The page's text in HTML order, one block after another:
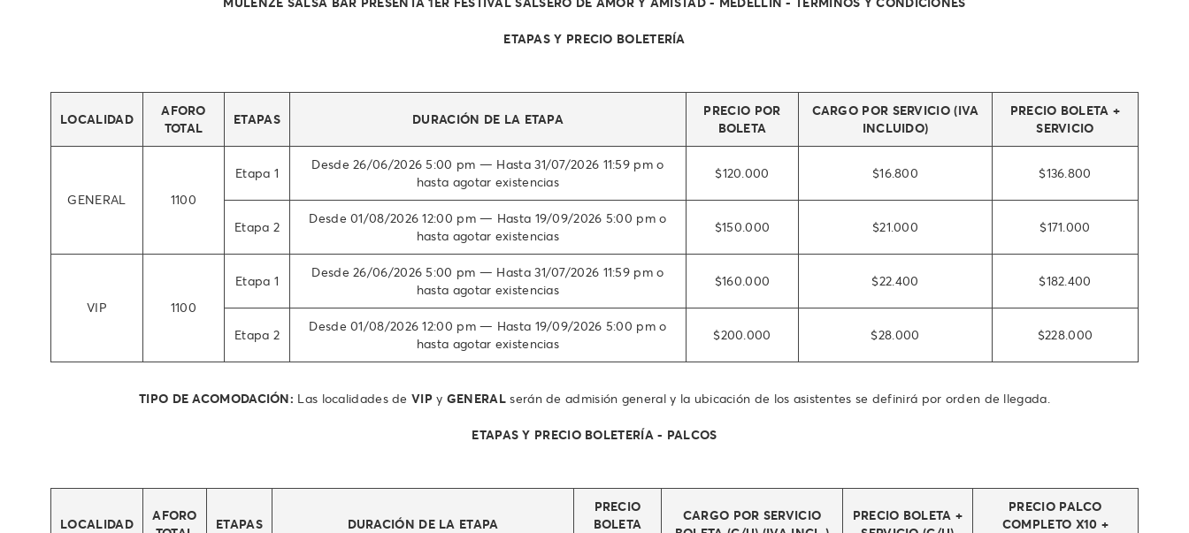
ETAPAS Y PRECIO BOLETERÍA
LOCALIDAD
AFORO
TOTAL
ETAPAS DURACIÓN DE LA ETAPA
PRECIO POR
BOLETA
CARGO POR SERVICIO (IVA
INCLUIDO)
PRECIO BOLETA +
SERVICIO
GENERAL 1100
Etapa 1
Desde 26/06/2026 5:00 pm — Hasta 31/07/2026 11:59 pm o
hasta agotar existencias
$120.000 $16.800 $136.800
Etapa 2
Desde 01/08/2026 12:00 pm — Hasta 19/09/2026 5:00 pm o
hasta agotar existencias
$150.000 $21.000 $171.000
VIP 1100
Etapa 1
Desde 26/06/2026 5:00 pm — Hasta 31/07/2026 11:59 pm o
hasta agotar existencias
$160.000 $22.400 $182.400
Etapa 2
Desde 01/08/2026 12:00 pm — Hasta 19/09/2026 5:00 pm o
hasta agotar existencias
$200.000 $28.000 $228.000
TIPO DE ACOMODACIÓN: Las localidades deVIPy GENERAL serán de admisión general y la ubicación de los asistentes se definirá por orden de llegada.
ETAPAS Y PRECIO BOLETERÍA - PALCOS
LOCALIDAD
AFORO
ETAPAS DURACIÓN DE LA ETAPA
PRECIO
BOLETA
CARGO POR SERVICIO
PRECIO BOLETA +
PRECIO PALCO
COMPLETO X10 +